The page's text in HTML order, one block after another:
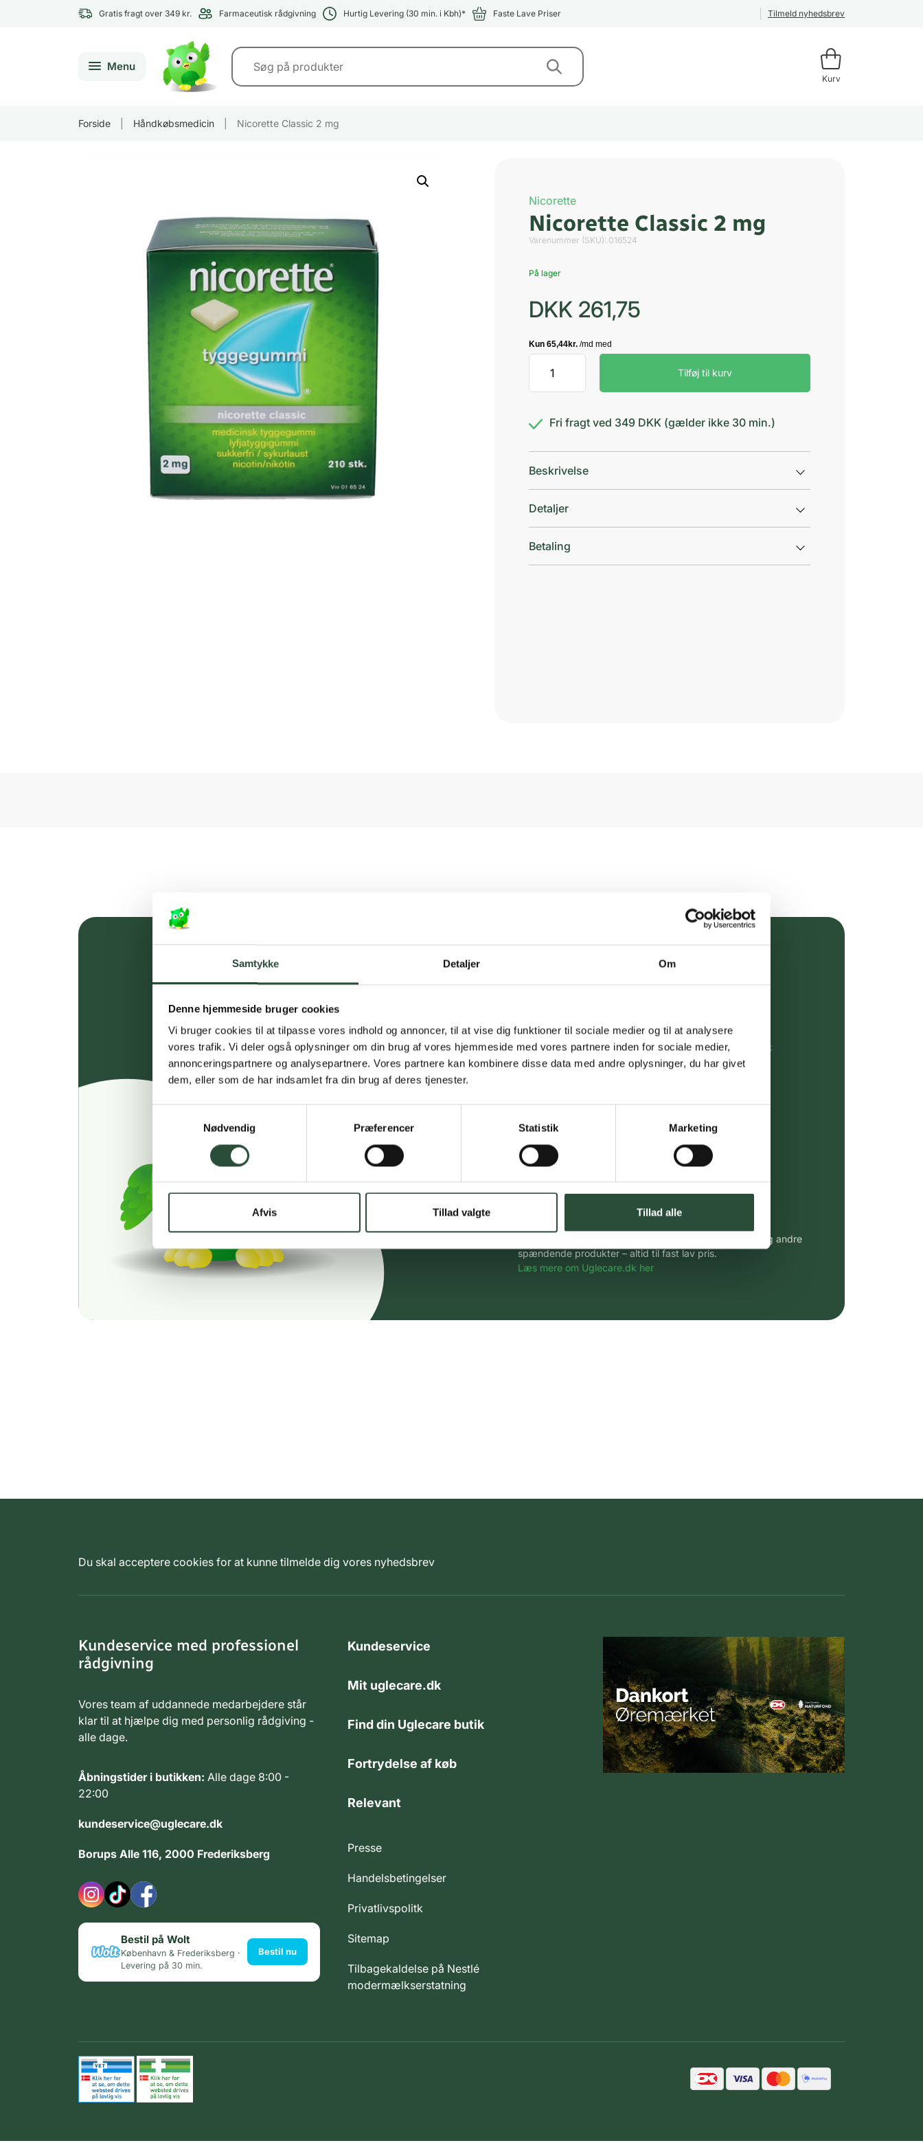
Samtykke Detaljer Om
Denne hjemmeside bruger cookies
Vi bruger cookies til at tilpasse vores indhold og annoncer, til at vise dig funktioner til sociale medier og til at analysere
vores trafik. Vi deler også oplysninger om din brug af vores hjemmeside med vores partnere inden for sociale medier,
annonceringspartnere og analysepartnere. Vores partnere kan kombinere disse data med andre oplysninger, du har givet
dem, eller som de har indsamlet fra din brug af deres tjenester.
Nødvendig
Præferencer Statistik Marketing
Afvis Tillad valgte Tillad alle
Gratis fragt over 349 kr. Farmaceutisk rådgivning Hurtig Levering (30 min. i Kbh)* Faste Lave Priser Tilmeld nyhedsbrev
Menu
Kurv
Forside Håndkøbsmedicin Nicorette Classic 2 mg
Nicorette
Nicorette Classic 2 mg
Varenummer (SKU): 016524
På lager
DKK 261,75
Classic
2
antal
Tilføj til kurv
Fri fragt ved 349 DKK (gælder ikke 30 min.)
Beskrivelse
Detaljer
Betaling
Gratis fragt over 349 kr.
Gælder ikke hjemmelevering
Personlig rådgivning
Få hjælp til din webordre på:kundeservice@uglecare.dk
Faste lave priser*
Stort udvalg af kendte produkter
Vi tilbyder et stort udvalg af kendte cremer, vitaminer og andre
spændende produkter – altid til fast lav pris.
Læs mere om Uglecare.dk her
Du skal acceptere cookies for at kunne tilmelde dig vores nyhedsbrev
Kundeservice med professionel
rådgivning
Vores team af uddannede medarbejdere står
klar til at hjælpe dig med personlig rådgiving -
alle dage.
Åbningstider i butikken: Alle dage 8:00 -
22:00
kundeservice@uglecare.dk
Borups Alle 116, 2000 Frederiksberg
Bestil på Wolt
København & Frederiksberg ·
Levering på 30 min.
Bestil nu
Kundeservice
Mit uglecare.dk
Find din Uglecare butik
Fortrydelse af køb
Relevant
Presse
Handelsbetingelser
Privatlivspolitk
Sitemap
Tilbagekaldelse på Nestlé
modermælkserstatning